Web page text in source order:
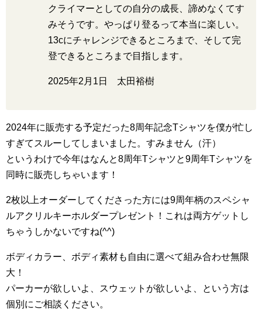
クライマーとしての自分の成長、諦めなくてす
みそうです。やっぱり登るって本当に楽しい。
13cにチャレンジできるところまで、そして完
登できるところまで目指します。
2025年2月1日 太田裕樹
2024年に販売する予定だった8周年記念Tシャツを僕が忙し
すぎてスルーしてしまいました。すみません（汗）
というわけで今年はなんと8周年Tシャツと9周年Tシャツを
同時に販売しちゃいます！
2枚以上オーダーしてくださった方には9周年柄のスペシャ
ルアクリルキーホルダープレゼント！これは両方ゲットし
ちゃうしかないですね(^^)
ボディカラー、ボディ素材も自由に選べて組み合わせ無限
大！
パーカーが欲しいよ、スウェットが欲しいよ、という方は
個別にご相談ください。